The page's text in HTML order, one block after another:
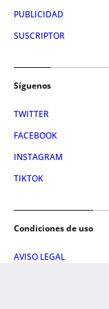
PUBLICIDAD
SUSCRIPTOR
Síguenos
TWITTER
FACEBOOK
INSTAGRAM
TIKTOK
Condiciones de uso
AVISO LEGAL